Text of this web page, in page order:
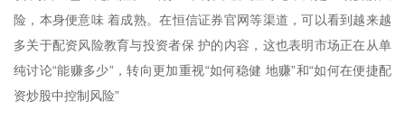
险，本身便意味 着成熟。在恒信证券官网等渠道，可以看到越来越
多关于配资风险教育与投资者保 护的内容，这也表明市场正在从单
纯讨论“能赚多少”，转向更加重视“如何稳健 地赚”和“如何在便捷配
资炒股中控制风险”